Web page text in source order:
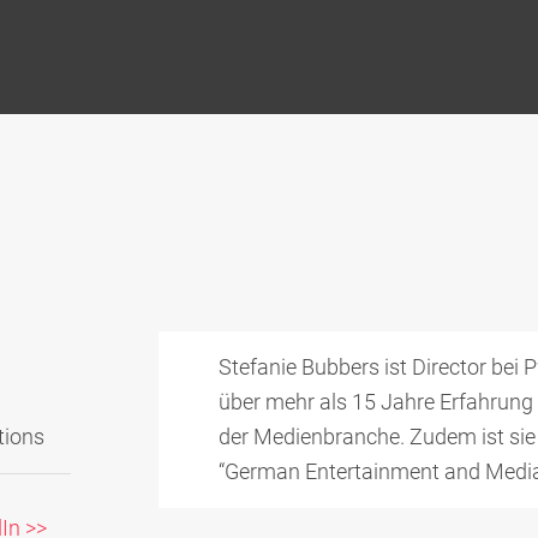
>>
Stefanie Bubbers ist Director bei
über mehr als 15 Jahre
der Medienbranche. Zudem ist
“German Entertainment and